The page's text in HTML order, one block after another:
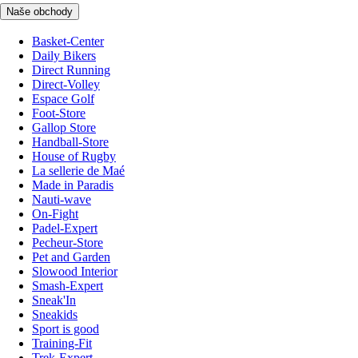
Naše obchody
Basket-Center
Daily Bikers
Direct Running
Direct-Volley
Espace Golf
Foot-Store
Gallop Store
Handball-Store
House of Rugby
La sellerie de Maé
Made in Paradis
Nauti-wave
On-Fight
Padel-Expert
Pecheur-Store
Pet and Garden
Slowood Interior
Smash-Expert
Sneak'In
Sneakids
Sport is good
Training-Fit